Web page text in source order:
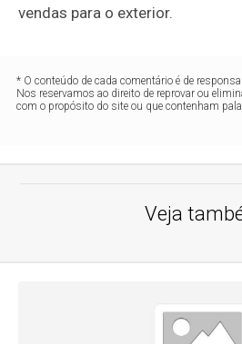
vendas para o exterior.
* O conteúdo de cada comentário é de
Nos reservamos ao direito de reprovar ou
com o propósito do site ou que contenham
Veja